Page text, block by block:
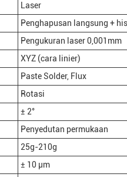
Laser
Penghapusan langsung +
Pengukuran laser 0,001mm
XYZ (cara linier)
Paste Solder, Flux
Rotasi
± 2°
Penyedutan permukaan
25g-210g
± 10 μm